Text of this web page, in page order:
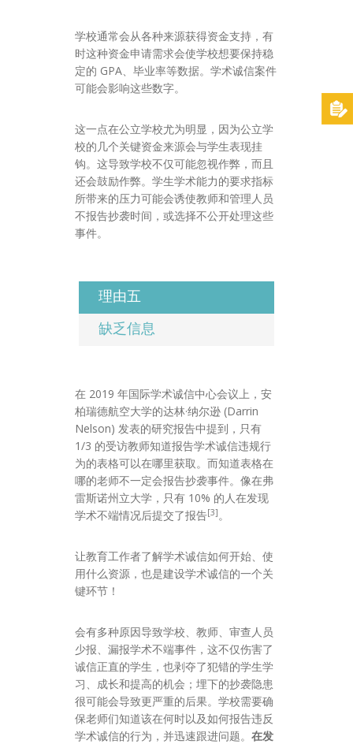
学校通常会从各种来源获得资金支持，有
时这种资金申请需求会使学校想要保持稳
定的 GPA、毕业率等数据。学术诚信案件
可能会影响这些数字。
这一点在公立学校尤为明显，因为公立学
校的几个关键资金来源会与学生表现挂
钩。这导致学校不仅可能忽视作弊，而且
还会鼓励作弊。学生学术能力的要求指标
所带来的压力可能会诱使教师和管理人员
不报告抄袭时间，或选择不公开处理这些
事件。
理由五
缺乏信息
在 2019 年国际学术诚信中心会议上，安
柏瑞德航空大学的达林·纳尔逊 (Darrin
Nelson) 发表的研究报告中提到，只有
1/3 的受访教师知道报告学术诚信违规行
为的表格可以在哪里获取。而知道表格在
哪的老师不一定会报告抄袭事件。像在弗
雷斯诺州立大学，只有 10% 的人在发现
学术不端情况后提交了报告[3]。
让教育工作者了解学术诚信如何开始、使
用什么资源，也是建设学术诚信的一个关
键环节！
会有多种原因导致学校、教师、审查人员
少报、漏报学术不端事件，这不仅伤害了
诚信正直的学生，也剥夺了犯错的学生学
习、成长和提高的机会；埋下的抄袭隐患
很可能会导致更严重的后果。学校需要确
保老师们知道该在何时以及如何报告违反
学术诚信的行为，并迅速跟进问题。 在发